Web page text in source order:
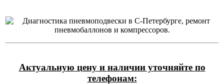
Актуальную цену и наличии уточняйте по
телефонам: